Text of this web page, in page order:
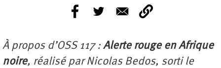
À propos d’OSS 117 : Alerte rouge en Afrique
noire, réalisé par Nicolas Bedos, sorti le